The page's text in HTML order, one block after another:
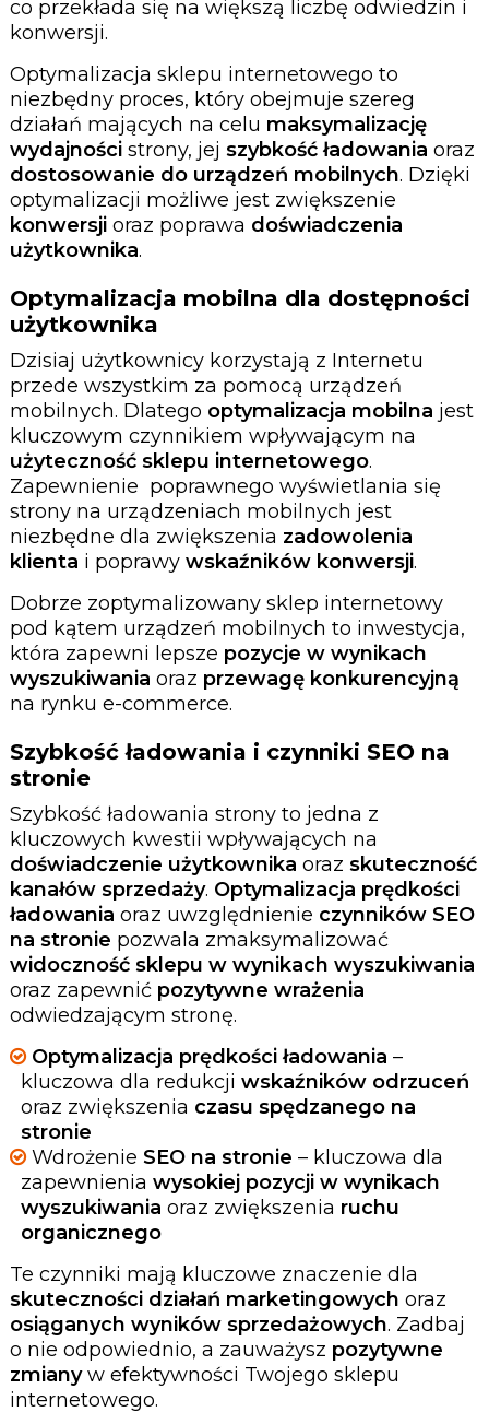
co przekłada się na większą liczbę odwiedzin i
konwersji.
Optymalizacja sklepu internetowego to
niezbędny proces, który obejmuje szereg
działań mających na celu maksymalizację
wydajnościstrony, jej szybkość ładowania oraz
dostosowanie do urządzeń mobilnych. Dzięki
optymalizacji możliwe jest zwiększenie
konwersjioraz poprawa doświadczenia
użytkownika.
Optymalizacja mobilna dla dostępności
użytkownika
Dzisiaj użytkownicy korzystają z Internetu
przede wszystkim za pomocą urządzeń
mobilnych. Dlatego optymalizacja mobilna jest
kluczowym czynnikiem wpływającym na
użyteczność sklepu internetowego.
Zapewnienie poprawnego wyświetlania się
strony na urządzeniach mobilnych jest
niezbędne dla zwiększenia zadowolenia
klienta i poprawywskaźników konwersji.
Dobrze zoptymalizowany sklep internetowy
pod kątem urządzeń mobilnych to inwestycja,
która zapewni lepsze pozycje w wynikach
wyszukiwania oraz przewagę konkurencyjną
na rynku e-commerce.
Szybkość ładowania i czynniki SEO na
stronie
Szybkość ładowania strony to jedna z
kluczowych kwestii wpływających na
doświadczenie użytkownika oraz skuteczność
kanałów sprzedaży. Optymalizacja prędkości
ładowania oraz uwzględnienie czynników SEO
na stronie pozwala zmaksymalizować
widoczność sklepu w wynikach wyszukiwania
oraz zapewnićpozytywne wrażenia
odwiedzającym stronę.
Optymalizacja prędkości ładowania –
kluczowa dla redukcji wskaźników odrzuceń
oraz zwiększenia czasu spędzanego na
stronie
Wdrożenie SEO na stronie – kluczowa dla
zapewnienia wysokiej pozycji w wynikach
wyszukiwania oraz zwiększenia ruchu
organicznego
Te czynniki mają kluczowe znaczenie dla
skuteczności działań marketingowych oraz
osiąganych wyników sprzedażowych. Zadbaj
o nie odpowiednio, a zauważysz pozytywne
zmianyw efektywności Twojego sklepu
internetowego.